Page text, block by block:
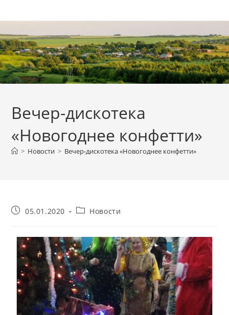
к
содержимому
Вечер-дискотека
«Новогоднее конфетти»
> Новости > Вечер-дискотека «Новогоднее конфетти»
Запись05.01.2020
Рубрика
Новости